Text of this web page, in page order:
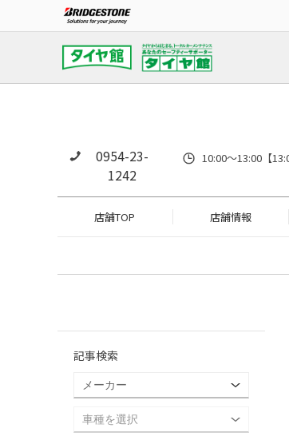
0954-23-
1242
10:00～13:00【
店舗TOP 店舗情報
記事検索